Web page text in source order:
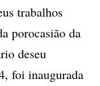
trabalhos
porocasião da
deseu
foi inaugurada